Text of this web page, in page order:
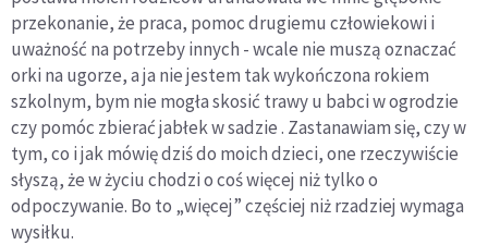
przekonanie, że praca, pomoc drugiemu człowiekowi i
uważność na potrzeby innych - wcale nie muszą oznaczać
orki na ugorze, a ja nie jestem tak wykończona rokiem
szkolnym, bym nie mogła skosić trawy u babci w ogrodzie
czy pomóc zbierać jabłek w sadzie . Zastanawiam się, czy w
tym, co i jak mówię dziś do moich dzieci, one rzeczywiście
słyszą, że w życiu chodzi o coś więcej niż tylko o
odpoczywanie. Bo to „więcej” częściej niż rzadziej wymaga
wysiłku.